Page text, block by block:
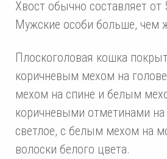
Хвост обычно составляет
Мужские особи больше, чем
Плоскоголовая кошка
коричневым мехом на
мехом на спине и белым
коричневыми отметинами
светлое, с белым мехом на
волоски белого цвета.